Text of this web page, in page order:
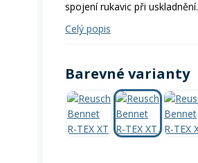
Oblečení
Frisbee a jiné
Zobrazit vše
Sluneční brýle
Zobrazit vše
Doplňky
panely
spojení rukavic při uskladnění.
Celý popis
Barevné varianty